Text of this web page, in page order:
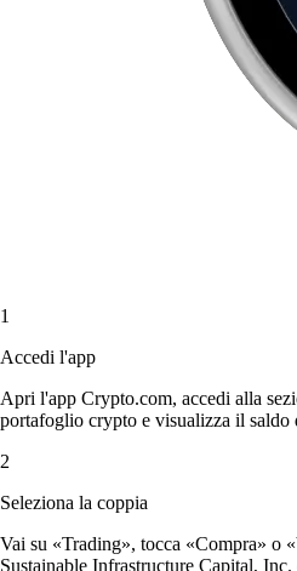
1
Accedi l'app
Apri l'app Crypto.com, accedi alla
portafoglio crypto e visualizza il saldo
2
Seleziona la coppia
Vai su «Trading», tocca «Compra» o
Sustainable Infrastructure Capital,